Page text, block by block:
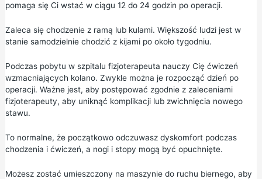
pomaga się Ci wstać w ciągu 12 do 24 godzin po operacji.
Zaleca się chodzenie z ramą lub kulami. Większość ludzi jest w
stanie samodzielnie chodzić z kijami po około tygodniu.
Podczas pobytu w szpitalu fizjoterapeuta nauczy Cię ćwiczeń
wzmacniających kolano. Zwykle można je rozpocząć dzień po
operacji. Ważne jest, aby postępować zgodnie z zaleceniami
fizjoterapeuty, aby uniknąć komplikacji lub zwichnięcia nowego
stawu.
To normalne, że początkowo odczuwasz dyskomfort podczas
chodzenia i ćwiczeń, a nogi i stopy mogą być opuchnięte.
Możesz zostać umieszczony na maszynie do ruchu biernego, aby